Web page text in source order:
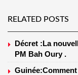
RELATED POSTS
Décret :La
PM Bah Oury .